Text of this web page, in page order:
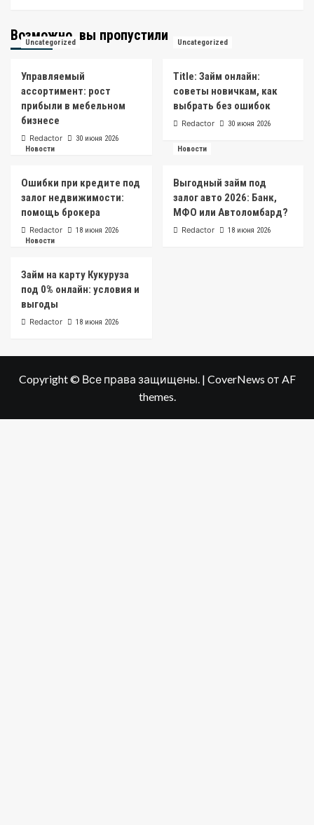
Возможно, вы пропустили
Uncategorized
Управляемый
ассортимент: рост
прибыли в мебельном
бизнесе
Redactor 30 июня 2026
Uncategorized
Title: Займ онлайн:
советы новичкам, как
выбрать без ошибок
Redactor 30 июня 2026
Новости
Ошибки при кредите под
залог недвижимости:
помощь брокера
Redactor 18 июня 2026
Новости
Выгодный займ под
залог авто 2026: Банк,
МФО или Автоломбард?
Redactor
18 июня 2026
Новости
Займ на карту Кукуруза
под 0% онлайн: условия и
выгоды
Redactor 18 июня 2026
Copyright © Все права защищены. | CoverNews от AF
themes.